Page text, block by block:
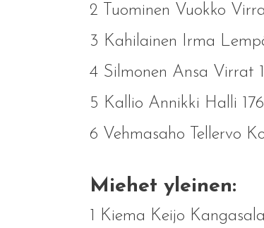
2 Tuominen Vuokko
3 Kahilainen Irma
4 Silmonen Ansa Virrat
5 Kallio Annikki Halli
6 Vehmasaho Tellervo
Miehet yleinen:
1 Kiema Keijo